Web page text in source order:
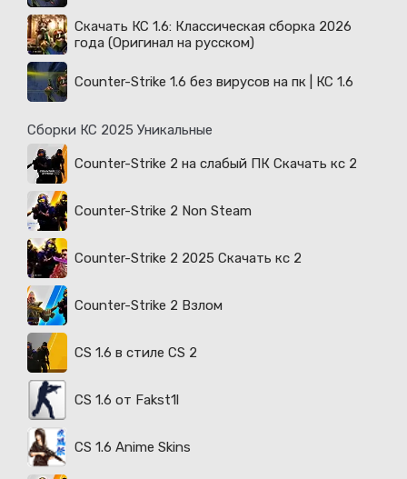
Скачать КС 1.6: Классическая сборка 2026
года (Оригинал на русском)
Counter-Strike 1.6 без вирусов на пк | КС 1.6
Сборки КС 2025 Уникальные
Counter-Strike 2 на слабый ПК Скачать кс 2
Counter-Strike 2 Non Steam
Counter-Strike 2 2025 Скачать кс 2
Counter-Strike 2 Взлом
CS 1.6 в стиле CS 2
CS 1.6 от Fakst1l
CS 1.6 Anime Skins